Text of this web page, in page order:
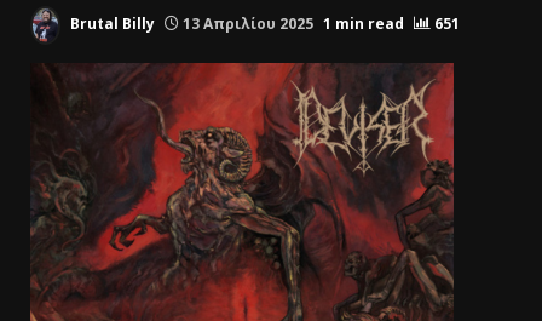
Brutal Billy 13 Απριλίου 2025 1 min read 651